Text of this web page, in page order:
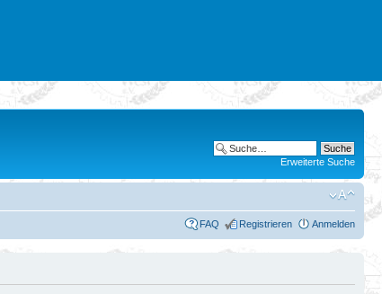
Erweiterte Suche
FAQ Registrieren Anmelden